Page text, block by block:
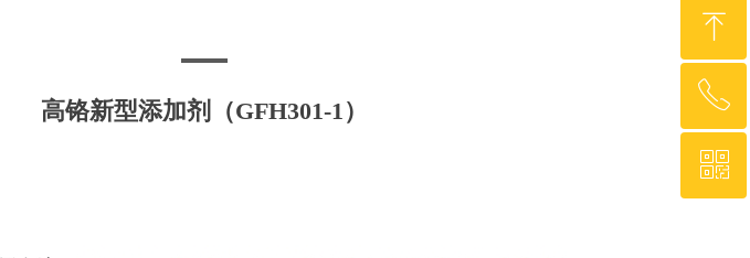
高铬新型添加剂（GFH301-1）
ꁸ
回到顶部
ꂅ
15736928888
ꀥ